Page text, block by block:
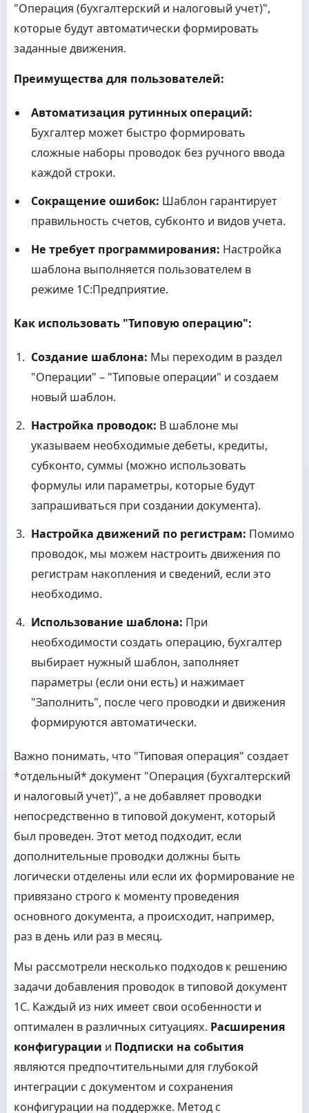
"Операция (бухгалтерский и налоговый учет)",
которые будут автоматически формировать
заданные движения.
Преимущества для пользователей:
Автоматизация рутинных операций:
Бухгалтер может быстро формировать
сложные наборы проводок без ручного ввода
каждой строки.
Сокращение ошибок: Шаблон гарантирует
правильность счетов, субконто и видов учета.
Не требует программирования: Настройка
шаблона выполняется пользователем в
режиме 1С:Предприятие.
Как использовать "Типовую операцию":
Создание шаблона: Мы переходим в раздел
"Операции" – "Типовые операции" и создаем
новый шаблон.
Настройка проводок: В шаблоне мы
указываем необходимые дебеты, кредиты,
субконто, суммы (можно использовать
формулы или параметры, которые будут
запрашиваться при создании документа).
Настройка движений по регистрам: Помимо
проводок, мы можем настроить движения по
регистрам накопления и сведений, если это
необходимо.
Использование шаблона: При
необходимости создать операцию, бухгалтер
выбирает нужный шаблон, заполняет
параметры (если они есть) и нажимает
"Заполнить", после чего проводки и движения
формируются автоматически.
Важно понимать, что "Типовая операция" создает
*отдельный* документ "Операция (бухгалтерский
и налоговый учет)", а не добавляет проводки
непосредственно в типовой документ, который
был проведен. Этот метод подходит, если
дополнительные проводки должны быть
логически отделены или если их формирование не
привязано строго к моменту проведения
основного документа, а происходит, например,
раз в день или раз в месяц.
Мы рассмотрели несколько подходов к решению
задачи добавления проводок в типовой документ
1С. Каждый из них имеет свои особенности и
оптимален в различных ситуациях. Расширения
конфигурации и Подписки на события
являются предпочтительными для глубокой
интеграции с документом и сохранения
конфигурации на поддержке. Метод с